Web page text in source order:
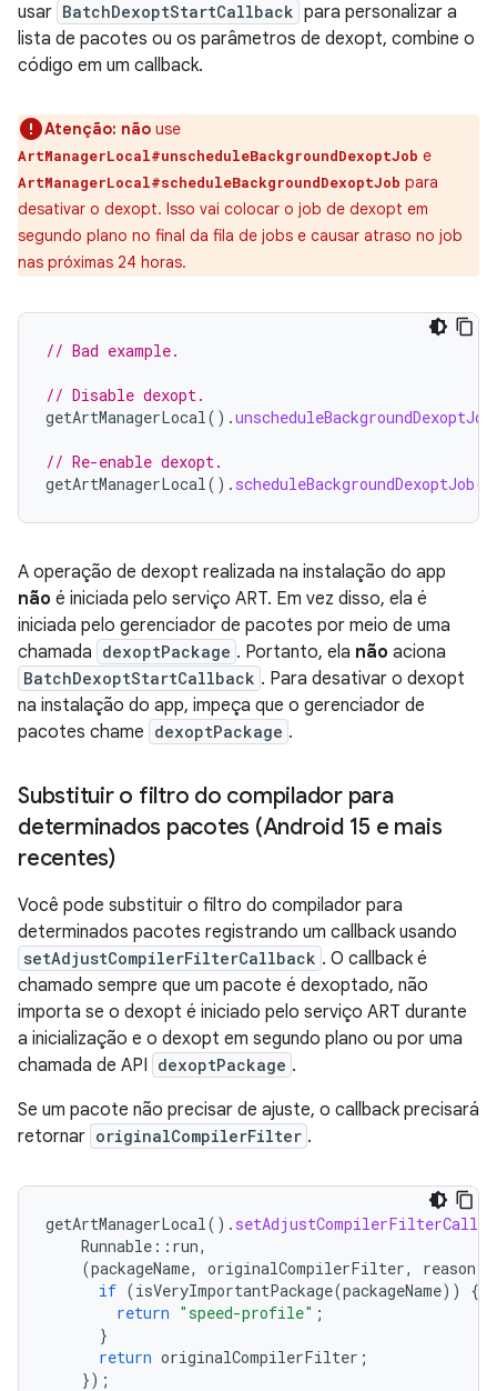
usar BatchDexoptStartCallback para personalizar a
lista de pacotes ou os parâmetros de dexopt, combine o
código em um callback.
Atenção: não use
ArtManagerLocal#unscheduleBackgroundDexoptJob e
ArtManagerLocal#scheduleBackgroundDexoptJob para
desativar o dexopt. Isso vai colocar o job de dexopt em
segundo plano no final da fila de jobs e causar atraso no job
nas próximas 24 horas.
// Bad example.
// Disable dexopt.
getArtManagerLocal().unscheduleBackgroundDexoptJob
// Re-enable dexopt.
getArtManagerLocal(). scheduleBackgroundDexoptJob
A operação de dexopt realizada na instalação do app
não é iniciada pelo serviço ART. Em vez disso, ela é
iniciada pelo gerenciador de pacotes por meio de uma
chamada dexoptPackage . Portanto, ela não aciona
BatchDexoptStartCallback . Para desativar o dexopt
na instalação do app, impeça que o gerenciador de
pacotes chame dexoptPackage .
Substituir o filtro do compilador para
determinados pacotes (Android 15 e mais
recentes)
Você pode substituir o filtro do compilador para
determinados pacotes registrando um callback usando
setAdjustCompilerFilterCallback . O callback é
chamado sempre que um pacote é dexoptado, não
importa se o dexopt é iniciado pelo serviço ART durante
a inicialização e o dexopt em segundo plano ou por uma
chamada de API dexoptPackage .
Se um pacote não precisar de ajuste, o callback precisará
retornar originalCompilerFilter .
getArtManagerLocal().
Runnable :: run,
(packageName, originalCompilerFilter, reason
if (isVeryImportantPackage(packageName))
{
return "speed-profile" ;
}
return originalCompilerFilter ;
});